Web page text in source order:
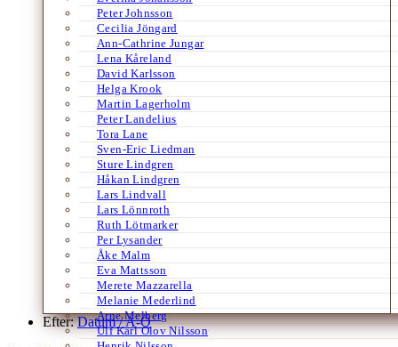
Peter Johnsson
Cecilia Jöngard
Ann-Cathrine Jungar
Lena Kåreland
David Karlsson
Helga Krook
Martin Lagerholm
Peter Landelius
Tora Lane
Sven-Eric Liedman
Sture Lindgren
Håkan Lindgren
Lars Lindvall
Lars Lönnroth
Ruth Lötmarker
Per Lysander
Åke Malm
Eva Mattsson
Merete Mazzarella
Melanie Mederlind
Arne Melberg
Ulf Karl Olov Nilsson
Efter:Datum /A-Ö